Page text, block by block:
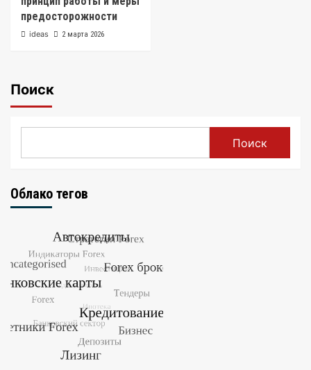
предосторожности
ideas 2 марта 2026
Поиск
Поиск
Облако тегов